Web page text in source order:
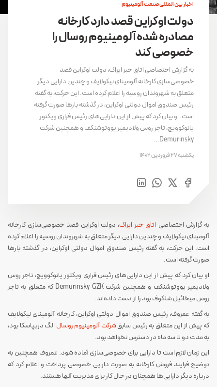
اخبار بین المللی صنعت آلومینیوم
دولت اوکراین قصد دارد کارخانه
مصادره شده آلومینیوم روسال را
خصوصی‌ کند
به گزارش اختصاصی اتاق خبر ایراک، دولت اوکراین قصد
خصوصی‌سازی کارخانه آلومینای نیکولایف و چندین دارایی دیگر
متعلق به شهروندان روسیه را اعلام کرده است. این حرکت، به گفته
رئیس صندوق اموال دولتی اوکراین، در گذشته بارها صورت گرفته
است. او بیان کرد که پیش از این دارایی‌های رئیس فراری ویکتور
یانوکوویچ، تاجر روس ولادیمیر یووتوشنکف و همچنین شرکت
Demurinsky…
یکشنبه 27 فروردین 1402
به گزارش اختصاصی اتاق خبر ایراک، دولت اوکراین قصد خصوصی‌سازی کارخانه
آلومینای نیکولایف و چندین دارایی دیگر متعلق به شهروندان روسیه را اعلام کرده
است. این حرکت، به گفته رئیس صندوق اموال دولتی اوکراین، در گذشته بارها
صورت گرفته است.
او بیان کرد که پیش از این دارایی‌های رئیس فراری ویکتور یانوکوویچ، تاجر روس
ولادیمیر یووتوشنکف و همچنین شرکت Demurinsky GZK که متعلق به تاجر
روس میخائیل شلکوف بود را از دست داده‌اند.
به گفته عمروف، رئیس صندوق اموال دولتی اوکراین، کارخانه آلومینای نیکولایف
که پیش از این متعلق به رئیس سابقشرکت آلومینیوم روسال الگ دریپاسکا بود،
به مدت دو تا سه ماه در دسترس نخواهد بود.
این زمان لازم است تا دارایی برای خصوصی‌سازی آماده شود. عمروف همچنین به
توضیح فرایند فروش کارخانه به صورت دارایی خصوصی پرداخت و اعلام کرد که
درباره دیگر دارایی‌ها همچنان در حال کار برای مدیریت آنها هستند.